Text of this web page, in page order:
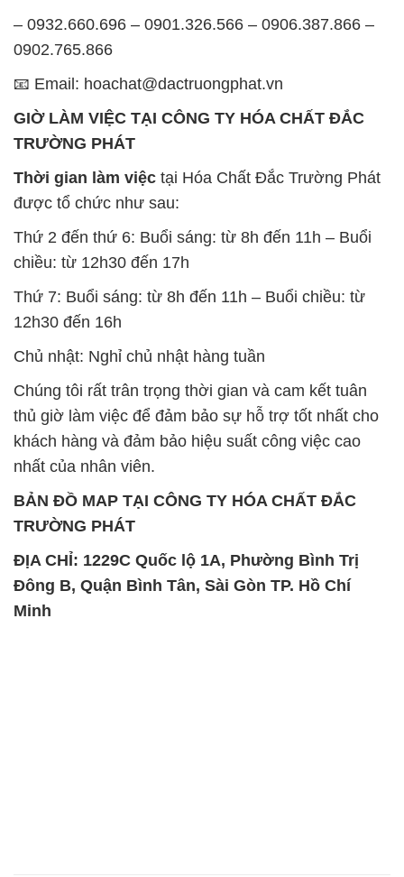
– 0932.660.696 – 0901.326.566 – 0906.387.866 –
0902.765.866
📧 Email: hoachat@dactruongphat.vn
GIỜ LÀM VIỆC TẠI CÔNG TY HÓA CHẤT ĐẮC
TRƯỜNG PHÁT
Thời gian làm việc tại Hóa Chất Đắc Trường Phát
được tổ chức như sau:
Thứ 2 đến thứ 6: Buổi sáng: từ 8h đến 11h – Buổi
chiều: từ 12h30 đến 17h
Thứ 7: Buổi sáng: từ 8h đến 11h – Buổi chiều: từ
12h30 đến 16h
Chủ nhật: Nghỉ chủ nhật hàng tuần
Chúng tôi rất trân trọng thời gian và cam kết tuân
thủ giờ làm việc để đảm bảo sự hỗ trợ tốt nhất cho
khách hàng và đảm bảo hiệu suất công việc cao
nhất của nhân viên.
BẢN ĐỒ MAP TẠI CÔNG TY HÓA CHẤT ĐẮC
TRƯỜNG PHÁT
ĐỊA CHỈ: 1229C Quốc lộ 1A, Phường Bình Trị
Đông B, Quận Bình Tân, Sài Gòn TP. Hồ Chí
Minh